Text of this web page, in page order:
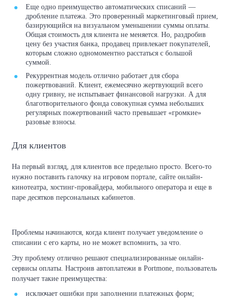
Еще одно преимущество автоматических списаний —
дробление платежа. Это проверенный маркетинговый прием,
базирующийся на визуальном уменьшении суммы оплаты.
Общая стоимость для клиента не меняется. Но, раздробив
цену без участия банка, продавец привлекает покупателей,
которым сложно одномоментно расстаться с большой
суммой.
Рекуррентная модель отлично работает для сбора
пожертвований. Клиент, ежемесячно жертвующий всего
одну гривну, не испытывает финансовой нагрузки. А для
благотворительного фонда совокупная сумма небольших
регулярных пожертвований часто превышает «громкие»
разовые взносы.
Для клиентов
На первый взгляд, для клиентов все предельно просто. Всего-то
нужно поставить галочку на игровом портале, сайте онлайн-
кинотеатра, хостинг-провайдера, мобильного оператора и еще в
паре десятков персональных кабинетов.
Проблемы начинаются, когда клиент получает уведомление о
списании с его карты, но не может вспомнить, за что.
Эту проблему отлично решают специализированные онлайн-
сервисы оплаты. Настроив автоплатежи в Portmone, пользователь
получает такие преимущества:
исключает ошибки при заполнении платежных форм;